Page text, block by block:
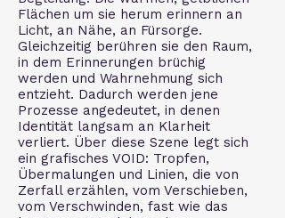
Flächen um sie herum erinnern an
Licht, an Nähe, an Fürsorge.
Gleichzeitig berühren sie den Raum,
in dem Erinnerungen brüchig
werden und Wahrnehmung sich
entzieht. Dadurch werden jene
Prozesse angedeutet, in denen
Identität langsam an Klarheit
verliert. Über diese Szene legt sich
ein grafisches VOID: Tropfen,
Übermalungen und Linien, die von
Zerfall erzählen, vom Verschieben,
vom Verschwinden, fast wie das